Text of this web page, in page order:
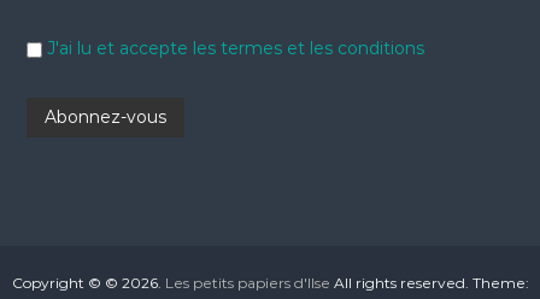
J'ai lu et accepte les termes et les conditions
Copyright © © 2026. Les petits papiers d'Ilse All rights reserved. Theme: